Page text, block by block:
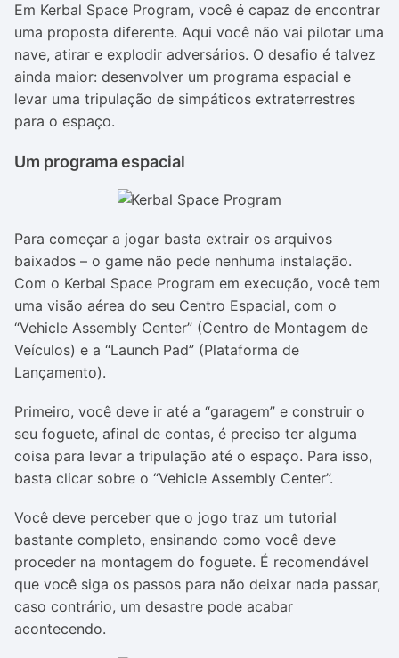
Em Kerbal Space Program, você é capaz de encontrar
uma proposta diferente. Aqui você não vai pilotar uma
nave, atirar e explodir adversários. O desafio é talvez
ainda maior: desenvolver um programa espacial e
levar uma tripulação de simpáticos extraterrestres
para o espaço.
Um programa espacial
Para começar a jogar basta extrair os arquivos
baixados – o game não pede nenhuma instalação.
Com o Kerbal Space Program em execução, você tem
uma visão aérea do seu Centro Espacial, com o
“Vehicle Assembly Center” (Centro de Montagem de
Veículos) e a “Launch Pad” (Plataforma de
Lançamento).
Primeiro, você deve ir até a “garagem” e construir o
seu foguete, afinal de contas, é preciso ter alguma
coisa para levar a tripulação até o espaço. Para isso,
basta clicar sobre o “Vehicle Assembly Center”.
Você deve perceber que o jogo traz um tutorial
bastante completo, ensinando como você deve
proceder na montagem do foguete. É recomendável
que você siga os passos para não deixar nada passar,
caso contrário, um desastre pode acabar
acontecendo.